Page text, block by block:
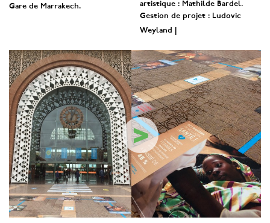
Gare de Marrakech.
artistique : Mathilde Bardel.
Gestion de projet : Ludovic
Weyland |
>